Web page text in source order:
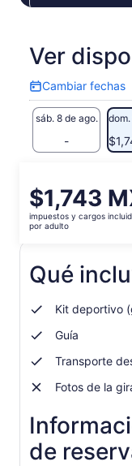
Ver
Cambiar fechas
Cambiar
fechas
sáb. 8 de ago.
-
El
precio
es
por
$1,743
impuestos y cargos
por adulto
Es posible
Ver texto
Opinar
Qué
Kit deportivo
Guía
Transporte
Fotos de la
de